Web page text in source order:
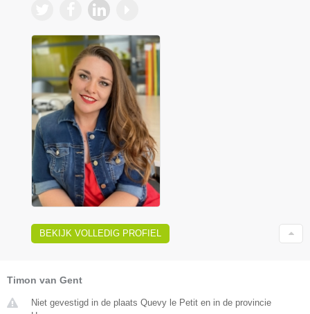
BEKIJK VOLLEDIG PROFIEL
Timon van Gent
Niet gevestigd in de plaats Quevy le Petit en in de provincie